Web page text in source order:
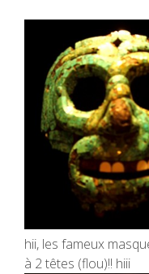
hii, les fameux
à 2 têtes (flou)!! hiii